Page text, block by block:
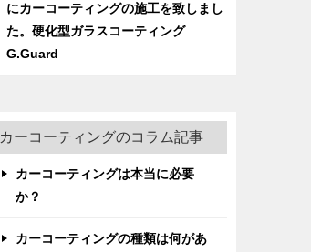
にカーコーティングの施工を致しまし
た。硬化型ガラスコーティング
G.Guard
カーコーティングのコラム記事
カーコーティングは本当に必要
か？
カーコーティングの種類は何があ